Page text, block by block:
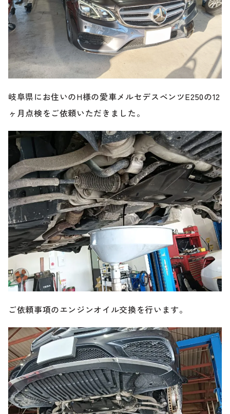
岐阜県にお住いのH様の愛車メルセデスベンツE250の12
ヶ月点検をご依頼いただきました。
ご依頼事項のエンジンオイル交換を行います。